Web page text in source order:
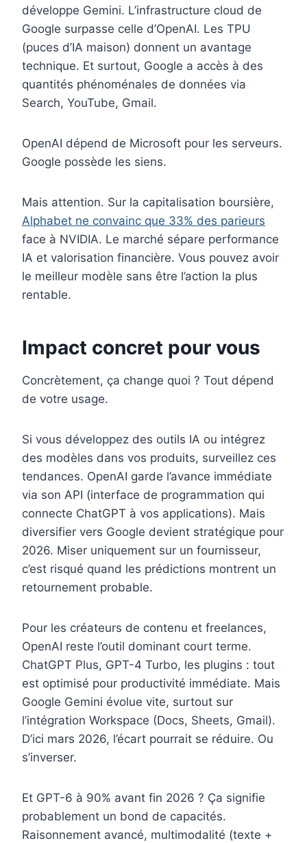
développe Gemini. L’infrastructure cloud de
Google surpasse celle d’OpenAI. Les TPU
(puces d’IA maison) donnent un avantage
technique. Et surtout, Google a accès à des
quantités phénoménales de données via
Search, YouTube, Gmail.
OpenAI dépend de Microsoft pour les serveurs.
Google possède les siens.
Mais attention. Sur la capitalisation boursière,
Alphabet ne convainc que 33% des parieurs
face à NVIDIA. Le marché sépare performance
IA et valorisation financière. Vous pouvez avoir
le meilleur modèle sans être l’action la plus
rentable.
Impact concret pour vous
Concrètement, ça change quoi ? Tout dépend
de votre usage.
Si vous développez des outils IA ou intégrez
des modèles dans vos produits, surveillez ces
tendances. OpenAI garde l’avance immédiate
via son API (interface de programmation qui
connecte ChatGPT à vos applications). Mais
diversifier vers Google devient stratégique pour
2026. Miser uniquement sur un fournisseur,
c’est risqué quand les prédictions montrent un
retournement probable.
Pour les créateurs de contenu et freelances,
OpenAI reste l’outil dominant court terme.
ChatGPT Plus, GPT-4 Turbo, les plugins : tout
est optimisé pour productivité immédiate. Mais
Google Gemini évolue vite, surtout sur
l’intégration Workspace (Docs, Sheets, Gmail).
D’ici mars 2026, l’écart pourrait se réduire. Ou
s’inverser.
Et GPT-6 à 90% avant fin 2026 ? Ça signifie
probablement un bond de capacités.
Raisonnement avancé, multimodalité (texte +